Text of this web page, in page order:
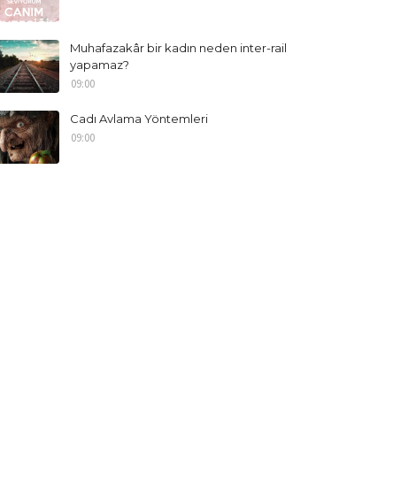
Muhafazakâr bir kadın neden inter-rail
yapamaz?
09:00
Cadı Avlama Yöntemleri
09:00